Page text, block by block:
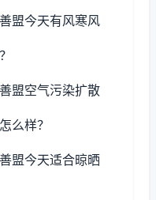
盟今天有风寒风
盟空气污染扩散
么样？
盟今天适合晾晒